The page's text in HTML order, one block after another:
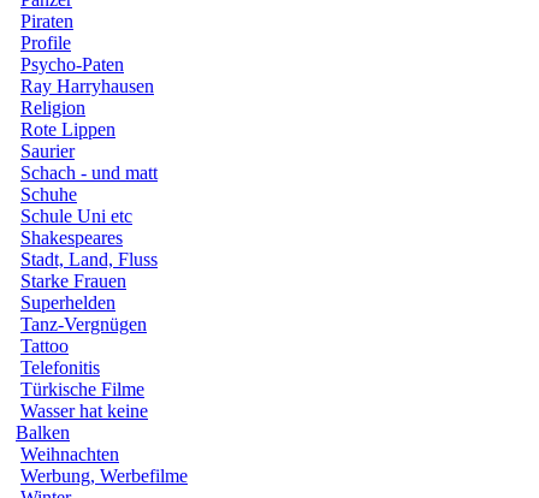
Piraten
Profile
Psycho-Paten
Ray Harryhausen
Religion
Rote Lippen
Saurier
Schach - und matt
Schuhe
Schule Uni etc
Shakespeares
Stadt, Land, Fluss
Starke Frauen
Superhelden
Tanz-Vergnügen
Tattoo
Telefonitis
Türkische Filme
Wasser hat keine
Balken
Weihnachten
Werbung, Werbefilme